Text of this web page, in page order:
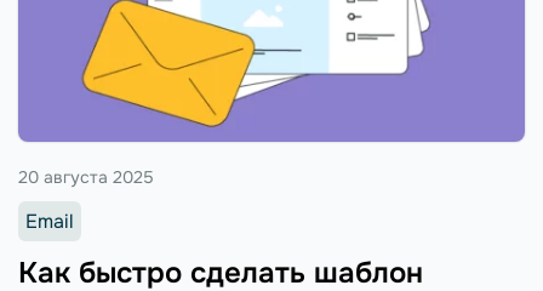
Как быстро сделать шаблон
20 августа 2025
Email